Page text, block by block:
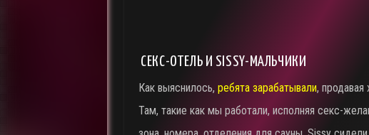
СЕКС-ОТЕЛЬ И SISSY-МАЛЬЧИКИ
Как выяснилось, ребята зарабатывали, продавая
Там, такие как мы работали, исполняя секс-